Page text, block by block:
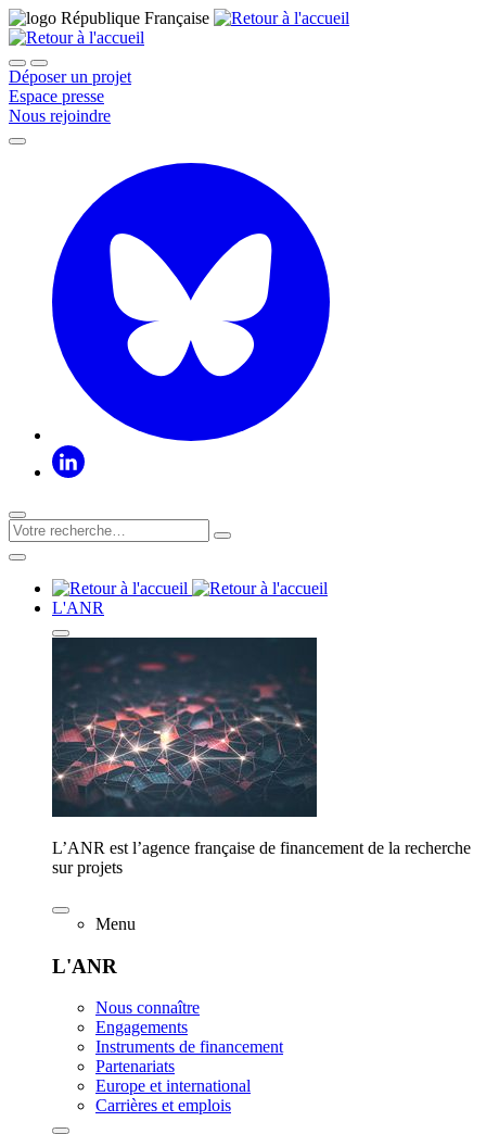
Déposer un projet
Espace presse
Nous rejoindre
L'ANR
L’ANR est l’agence française de financement de la recherche
sur projets
Menu
L'ANR
Nous connaître
Engagements
Instruments de financement
Partenariats
Europe et international
Carrières et emplois